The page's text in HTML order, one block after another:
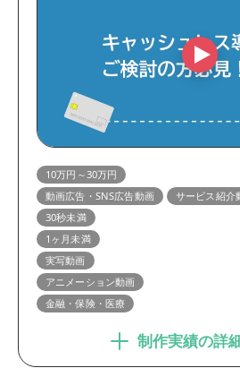
10万円～30万円
動画広告・SNS広告動画
サービス紹介
30秒未満
1ヶ月未満
実写動画
アニメーション動画
金融・保険・医療
制作実績の詳